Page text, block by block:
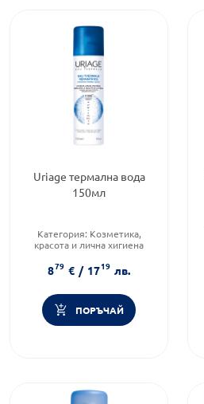
Uriage термална вода
150мл
Категория: Козметика,
красота и лична хигиена
раздразнена кожа
Тип козметика:
879 € / 1719 лв.
ПОРЪЧАЙ